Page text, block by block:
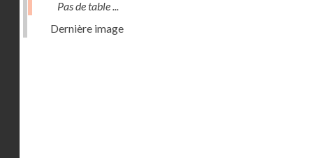
Pas de table ...
Dernière image